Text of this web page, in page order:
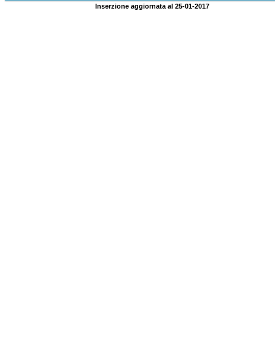
Inserzione aggiornata al 25-01-2017